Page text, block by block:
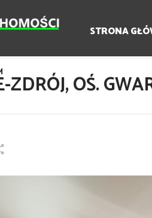
STRONA
ZDRÓJ, OŚ.